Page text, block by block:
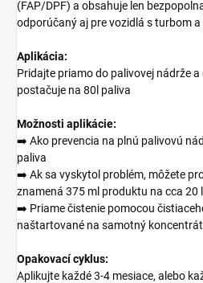
(FAP/DPF) a obsahuje len
odporúčaný aj pre vozidlá s turbom
Aplikácia:
Pridajte priamo do palivovej nádrže
postačuje na 80l paliva
Možnosti aplikácie:
➡️ Ako prevencia na plnú palivovú
paliva
➡️ Ak sa vyskytol problém, môžete
znamená 375 ml produktu na cca 20
➡️ Priame čistenie pomocou
naštartované na samotný
Opakovací cyklus:
Aplikujte každé 3-4 mesiace, alebo